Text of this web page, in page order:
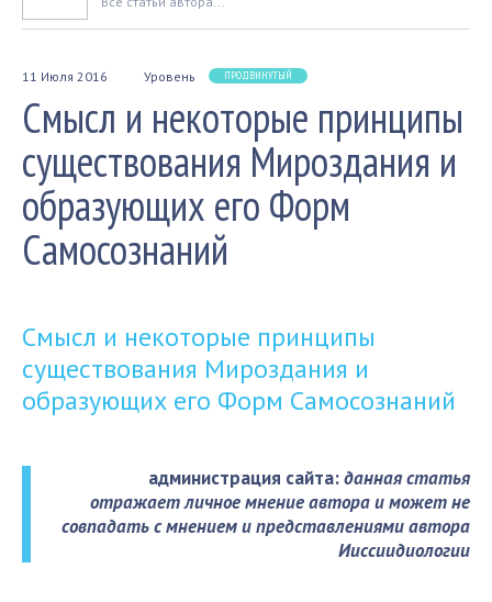
11 Июля 2016 Уровень ПРОДВИНУТЫЙ
Смысл и некоторые принципы
существования Мироздания и
образующих его Форм
Самосознаний
Смысл и некоторые принципы
существования Мироздания и
образующих его Форм Самосознаний
администрация сайта:данная статья
отражает личное мнение автора и может не
совпадать с мнением и представлениями автора
Ииссиидиологии